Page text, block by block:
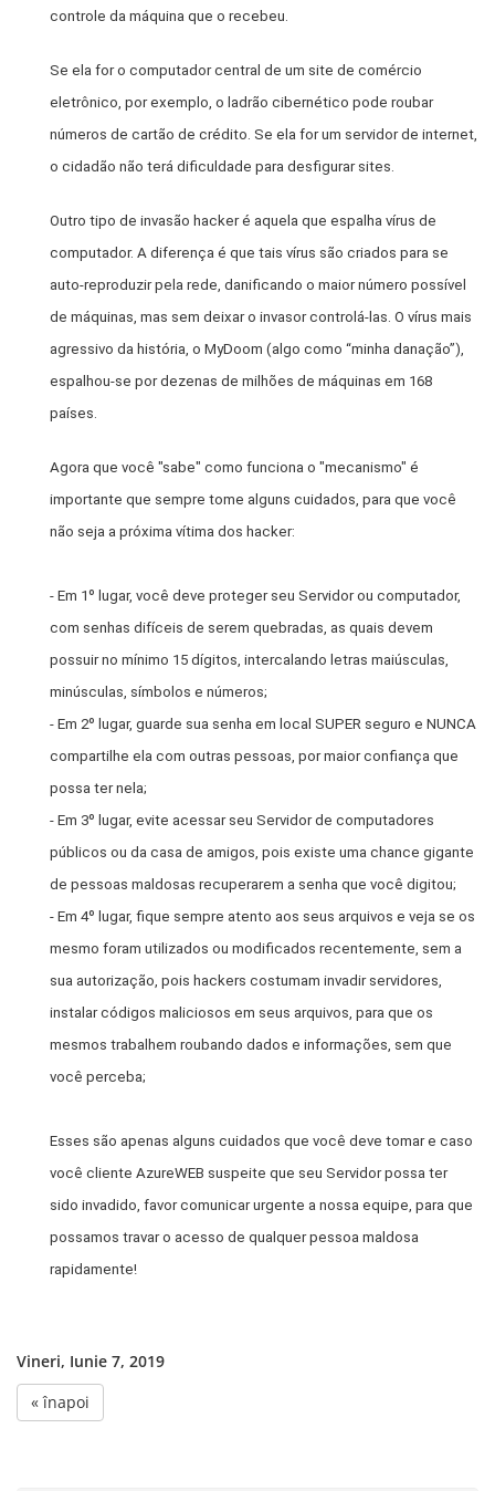
controle da máquina que o recebeu.
Se ela for o computador central de um site de comércio
eletrônico, por exemplo, o ladrão cibernético pode roubar
números de cartão de crédito. Se ela for um servidor de internet,
o cidadão não terá dificuldade para desfigurar sites.
Outro tipo de invasão hacker é aquela que espalha vírus de
computador. A diferença é que tais vírus são criados para se
auto-reproduzir pela rede, danificando o maior número possível
de máquinas, mas sem deixar o invasor controlá-las. O vírus mais
agressivo da história, o MyDoom (algo como “minha danação”),
espalhou-se por dezenas de milhões de máquinas em 168
países.
Agora que você "sabe" como funciona o "mecanismo" é
importante que sempre tome alguns cuidados, para que você
não seja a próxima vítima dos hacker:
- Em 1º lugar, você deve proteger seu Servidor ou computador,
com senhas difíceis de serem quebradas, as quais devem
possuir no mínimo 15 dígitos, intercalando letras maiúsculas,
minúsculas, símbolos e números;
- Em 2º lugar, guarde sua senha em local SUPER seguro e NUNCA
compartilhe ela com outras pessoas, por maior confiança que
possa ter nela;
- Em 3º lugar, evite acessar seu Servidor de computadores
públicos ou da casa de amigos, pois existe uma chance gigante
de pessoas maldosas recuperarem a senha que você digitou;
- Em 4º lugar, fique sempre atento aos seus arquivos e veja se os
mesmo foram utilizados ou modificados recentemente, sem a
sua autorização, pois hackers costumam invadir servidores,
instalar códigos maliciosos em seus arquivos, para que os
mesmos trabalhem roubando dados e informações, sem que
você perceba;
Esses são apenas alguns cuidados que você deve tomar e caso
você cliente AzureWEB suspeite que seu Servidor possa ter
sido invadido, favor comunicar urgente a nossa equipe, para que
possamos travar o acesso de qualquer pessoa maldosa
rapidamente!
Vineri, Iunie 7, 2019
« înapoi